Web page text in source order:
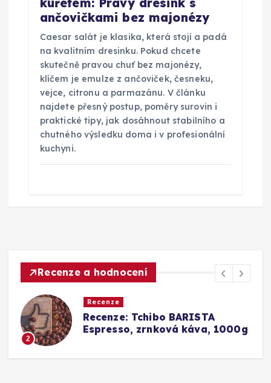
ančovičkami bez majonézy
Caesar salát je klasika, která stojí a padá
na kvalitním dresinku. Pokud chcete
skutečně pravou chuť bez majonézy,
klíčem je emulze z ančoviček, česneku,
vejce, citronu a parmazánu. V článku
najdete přesný postup, poměry surovin i
praktické tipy, jak dosáhnout stabilního a
chutného výsledku doma i v profesionální
kuchyni.
Recenze a hodnocení
3
Recenze
Srovnání a recenze: Tchibo
Barista Caffè Crema vs.